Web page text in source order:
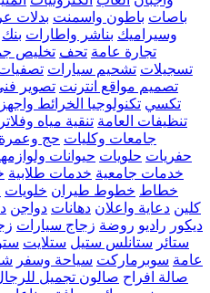
باصات باطون واسمنت بدلات
وسيراميك بناشر واطارات بنك
تجارة عامة تحف تخليص
تسجيلات تشحيم سيارات
تصميم مواقع انترنت تصوير
تكسي تكنولوجيا الخرائط
تنظيفات العامة تنقية مياه وفلاتر
جامعات وكليات حج وعمرة
حفريات حلويات حيوانات
خدمات جامعية خدمات طلابية
خطاط خطوط طيران خلويات
كلين دعاية واعلان دهانات دواجن
ديكور راديو روضة زجاج سيارات
ستائر ستانلس ستيل ستلايت
عامة سوبرماركت سياحة وسفر
صالة افراح صالون تجميل